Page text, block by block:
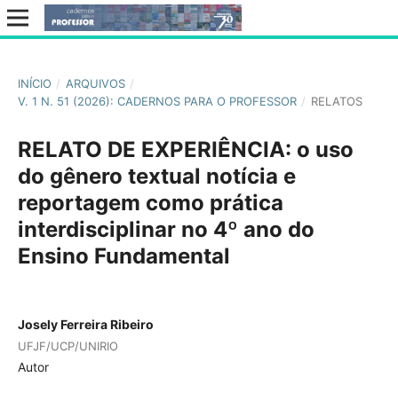
INÍCIO / ARQUIVOS /
V. 1 N. 51 (2026): CADERNOS PARA O PROFESSOR / RELATOS
RELATO DE EXPERIÊNCIA: o uso
do gênero textual notícia e
reportagem como prática
interdisciplinar no 4º ano do
Ensino Fundamental
Josely Ferreira Ribeiro
UFJF/UCP/UNIRIO
Autor